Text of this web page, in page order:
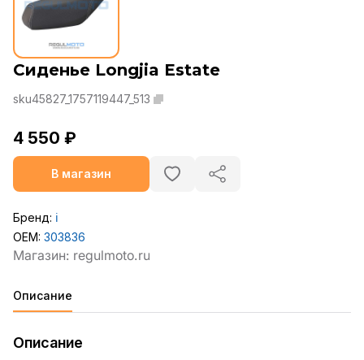
Сиденье Longjia Estate
sku45827_1757119447_513
4 550 ₽
В магазин
Бренд: ℹ️
OEM: 303836
Описание
Описание